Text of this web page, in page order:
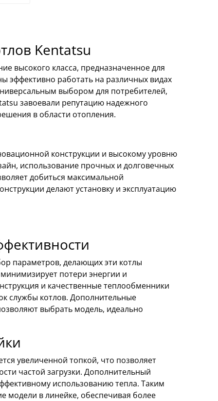
Kentatsu
высокого класса, предназначенное для
работать на различных видах
выбором для потребителей,
завоевали репутацию надежного
в области отопления.
конструкции и высокому уровню
использование прочных и долговечных
добиться максимальной
делают установку и эксплуатацию
параметров, делающих эти котлы
потери энергии и
и качественные теплообменники
службы котлов. Дополнительные
выбрать модель, идеально
увеличенной топкой, что позволяет
частой загрузки. Дополнительный
использованию тепла. Таким
модели в линейке, обеспечивая более